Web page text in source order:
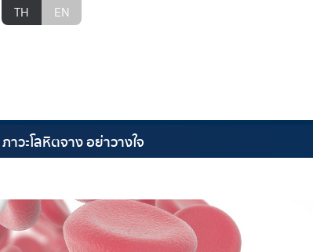
TH EN
ภาวะโลหิตจาง อย่าวางใจ